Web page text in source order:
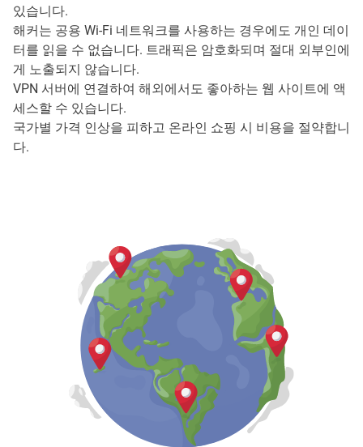
있습니다.
해커는 공용 Wi-Fi 네트워크를 사용하는 경우에도 개인 데이
터를 읽을 수 없습니다. 트래픽은 암호화되며 절대 외부인에
게 노출되지 않습니다.
VPN 서버에 연결하여 해외에서도 좋아하는 웹 사이트에 액
세스할 수 있습니다.
국가별 가격 인상을 피하고 온라인 쇼핑 시 비용을 절약합니
다.